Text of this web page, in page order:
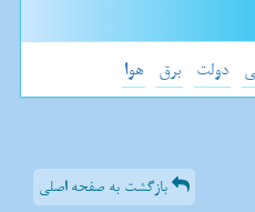
دولت برق هوا
بازگشت به صفحه اصلی